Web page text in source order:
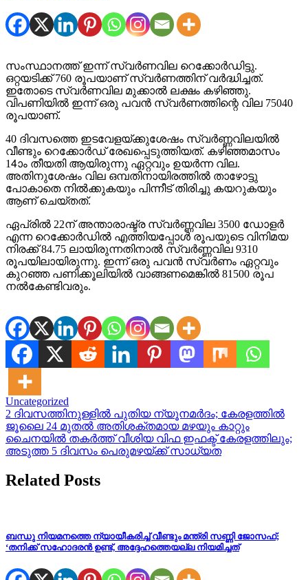
സംസ്ഥാനത്ത് ഇന്ന് സ്വർണവില‌ റെക്കോർഡിട്ടു.
ഒറ്റയടിക്ക് 760 രൂപയാണ് സ്വർണത്തിന് വർ​ദ്ധിച്ചത്.
ഇതോടെ സ്വർണവില മുക്കാൽ ലക്ഷം കഴിഞ്ഞു.
വിപണിയിൽ ഇന്ന് ഒരു പവൻ സ്വർണത്തിന്റെ വില 75040
രൂപയാണ്.
40 ദിവസത്തെ ഇടവേളയ്ക്കുശേഷം സ്വർണ്ണവിലയിൽ
വീണ്ടും റെക്കോർഡ് രേഖപ്പെടുത്തിയത്. കഴിഞ്ഞമാസം
14ാം തീയതി ആയിരുന്നു ഏറ്റവും ഉയർന്ന വില.
അതിനുശേഷം വില ഒമ്പതിനായിരത്തിൽ താഴോട്ടു
പോകാതെ നിൽക്കുകയും പിന്നീട് തിരിച്ചു കയറുകയും
ആണ് ചെയ്തത്.
ഏപ്രിൽ 22ന് അന്താരാഷ്ട്ര സ്വർണ്ണവില 3500 ഡോളർ
എന്ന റെക്കോർഡിൽ എത്തിയപ്പോൾ രൂപയുടെ വിനിമയ
നിരക്ക് 84.75 ലായിരുന്നതിനാൽ സ്വർണ്ണവില 9310
രൂപയിലായിരുന്നു. ഇന്ന് ഒരു പവൻ സ്വർണം ഏറ്റവും
കുറഞ്ഞ പണിക്കൂലിയിൽ വാങ്ങണമെങ്കിൽ 81500 രൂപ
നൽകേണ്ടിവരും.
Uncategorized
Post
navigation
2 ദിവസത്തിനുള്ളിൽ പുതിയ ന്യൂനമർദം; കേരളത്തിൽ
ജൂലൈ 24 മുതൽ അതിശക്തമായ മഴയും കാറ്റും
ചൈനയില്‍ തകര്‍ത്ത് വീശിയ വിഫ ഇഫക്ട് കേരളത്തിലും;
അടുത്ത 5 ദിവസം പെരുമഴയ്ക്ക് സാധ്യത
Related Posts
ബന്ധു നിയമനത്തെ ന്യായീകരിച്ച് വീണ്ടും മന്ത്രി സണ്ണി ജോസഫ്;
‘തനിക്ക് സഹോദരൻ ഉണ്ട്, അദ്ദേഹത്തെയല്ല നിയമിച്ചത്